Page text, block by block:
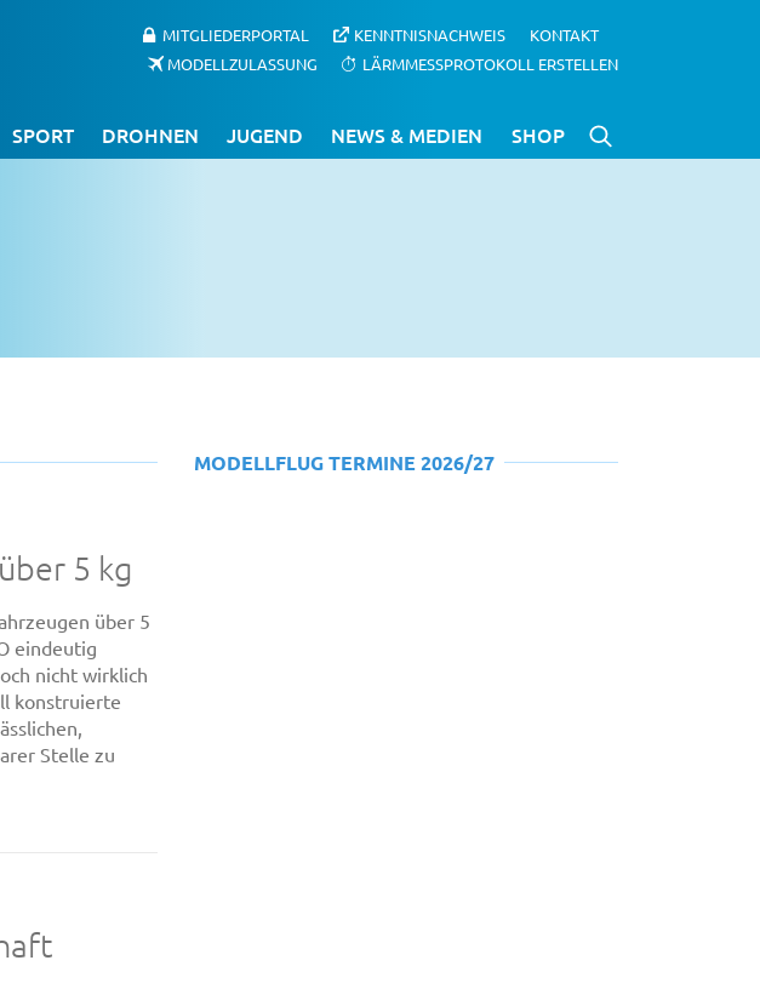
MITGLIEDERPORTAL KENNTNISNACHWEIS
KONTAKT
MODELLZULASSUNG
LÄRMMESSPROTOKOLL ERSTELLEN
SPORT DROHNEN JUGEND NEWS & MEDIEN SHOP
5 kg
über 5
eindeutig
nicht wirklich
konstruierte
Stelle zu
MODELLFLUG TERMINE 2026/27